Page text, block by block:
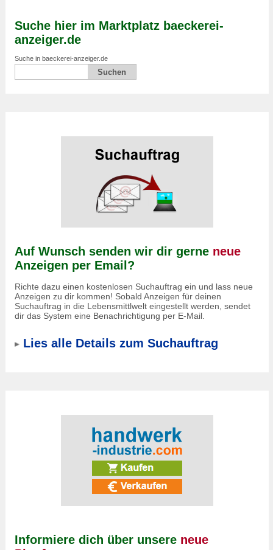
Suche hier im Marktplatz baeckerei-
anzeiger.de
Suche in baeckerei-anzeiger.de
Auf Wunsch senden wir dir gerne neue
Anzeigen per Email?
Richte dazu einen kostenlosen Suchauftrag ein und lass neue
Anzeigen zu dir kommen! Sobald Anzeigen für deinen
Suchauftrag in die Lebensmittlwelt eingestellt werden, sendet
dir das System eine Benachrichtigung per E-Mail.
Lies alle Details zum Suchauftrag
Informiere dich über unsere neue